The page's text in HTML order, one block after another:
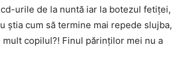
urile de la nuntă iar la botezul fetiței,
știa cum să termine mai repede slujba,
copilul?! Finul părinților mei nu a